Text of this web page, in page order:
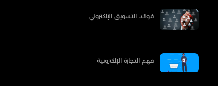
فوائد التسويق الإلكتروني
فهم التجارة الإلكترونية